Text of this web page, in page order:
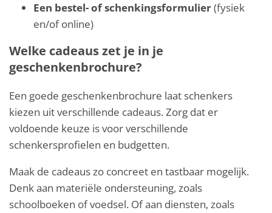
Een bestel- of schenkingsformulier(fysiek
en/of online)
Welke cadeaus zet je in je
geschenkenbrochure?
Een goede geschenkenbrochure laat schenkers
kiezen uit verschillende cadeaus. Zorg dat er
voldoende keuze is voor verschillende
schenkersprofielen en budgetten.
Maak de cadeaus zo concreet en tastbaar mogelijk.
Denk aan materiële ondersteuning, zoals
schoolboeken of voedsel. Of aan diensten, zoals